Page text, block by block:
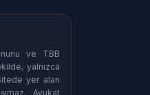
ve TBB
yalnızca
yer alan
Avukat